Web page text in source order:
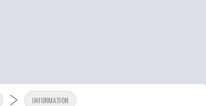
INFORMATION